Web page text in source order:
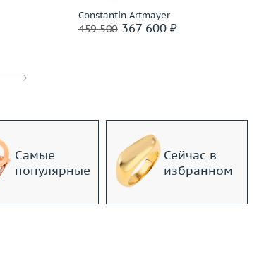
Constantin Artmayer
459 500367 600 ₽
Самые
популярные
Сейчас в
избранном